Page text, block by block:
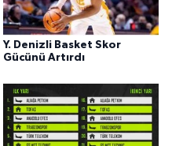
Y. Denizli Basket Skor
Gücünü Artırdı